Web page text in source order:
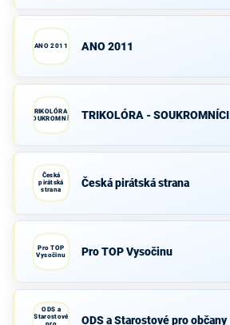
ANO 2011 ANO 2011
TRIKOLÓRA -
SOUKROMNÍCI
TRIKOLÓRA - SOUKROMNÍCI
Česká
pirátská
strana
Česká pirátská strana
Pro TOP
Vysočinu
Pro TOP Vysočinu
ODS a
Starostové
pro
ODS a Starostové pro občany